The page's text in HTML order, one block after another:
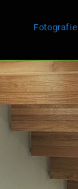
Fotografie